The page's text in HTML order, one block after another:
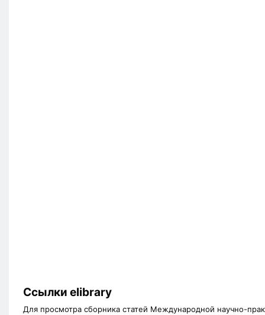
Ссылки elibrary
Для просмотра сборника статей Международной научно-